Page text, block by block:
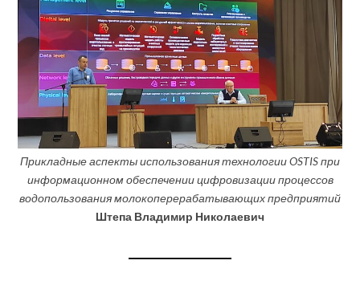
Прикладные аспекты использования технологии OSTIS при
информационном обеспечении цифровизации процессов
водопользования молокоперерабатывающих предприятий
Штепа Владимир Николаевич